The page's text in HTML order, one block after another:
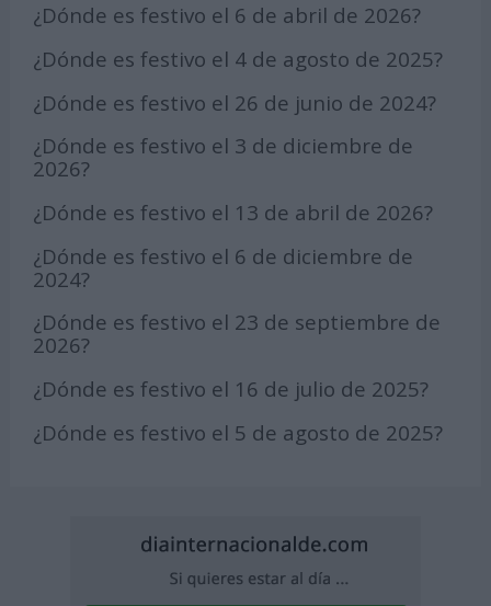
¿Dónde es festivo el 6 de abril de 2026?
¿Dónde es festivo el 4 de agosto de 2025?
¿Dónde es festivo el 26 de junio de 2024?
¿Dónde es festivo el 3 de diciembre de
2026?
¿Dónde es festivo el 13 de abril de 2026?
¿Dónde es festivo el 6 de diciembre de
2024?
¿Dónde es festivo el 23 de septiembre de
2026?
¿Dónde es festivo el 16 de julio de 2025?
¿Dónde es festivo el 5 de agosto de 2025?